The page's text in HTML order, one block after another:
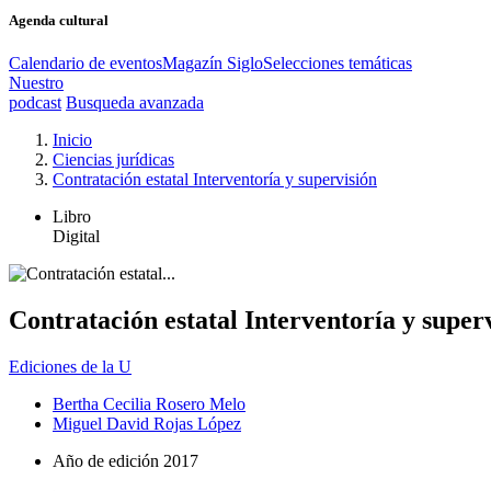
Agenda cultural
Calendario de eventosMagazín SigloSelecciones temáticas
Nuestro
podcast Busqueda avanzada
Inicio
Ciencias jurídicas
Contratación estatal Interventoría y supervisión
Libro
Digital
Contratación estatal Interventoría y
Ediciones de la U
Bertha Cecilia Rosero Melo
Miguel David Rojas López
Año de edición 2017